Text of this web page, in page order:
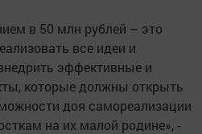
в 50 млн рублей – это
все идеи и
эффективные и
которые должны открыть
доя самореализации
на их малой родине», -